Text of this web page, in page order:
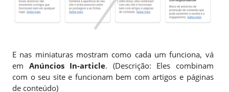
E nas miniaturas mostram como cada um funciona, vá
em Anúncios In-article. (Descrição: Eles combinam
com o seu site e funcionam bem com artigos e páginas
de conteúdo)